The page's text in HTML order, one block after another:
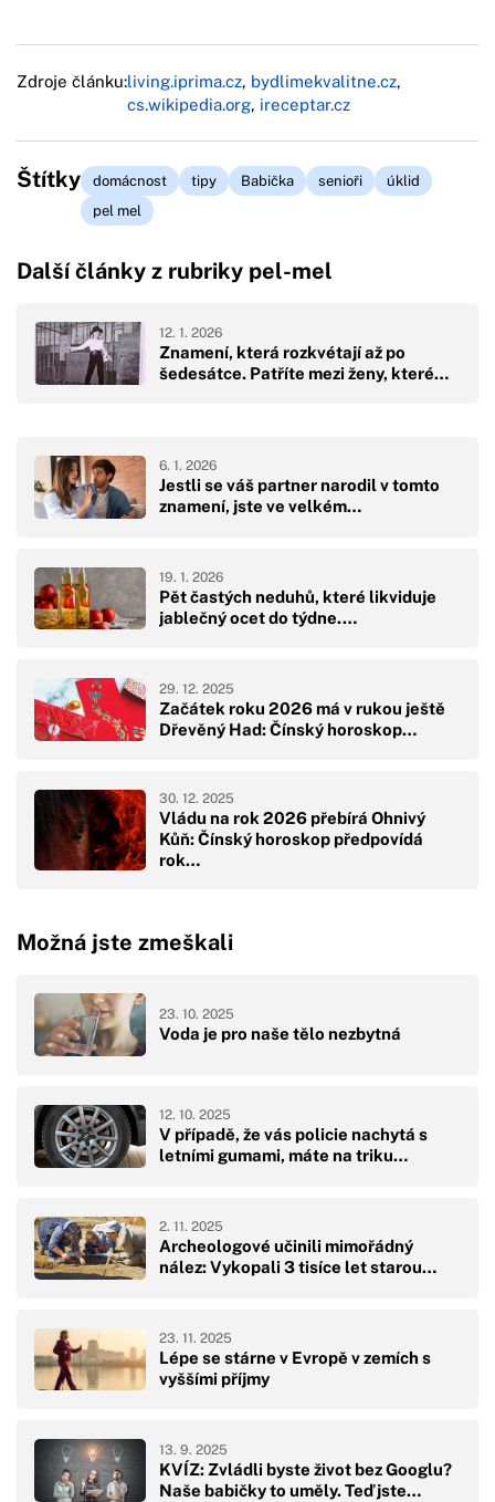
Zdroje článku:living.iprima.cz, bydlimekvalitne.cz,
cs.wikipedia.org, ireceptar.cz
Štítky domácnost tipy Babička senioři
úklid
pel mel
Další články z rubriky pel-mel
Znamení, která rozkvétají až po
šedesátce. Patříte mezi ženy, které…
12. 1. 2026
Jestli se váš partner narodil v tomto
znamení, jste ve velkém…
6. 1. 2026
Pět častých neduhů, které likviduje
jablečný ocet do týdne.…
19. 1. 2026
Začátek roku 2026 má v rukou ještě
Dřevěný Had: Čínský horoskop…
29. 12. 2025
Vládu na rok 2026 přebírá Ohnivý
Kůň: Čínský horoskop předpovídá
rok…
30. 12. 2025
Možná jste zmeškali
Voda je pro naše tělo nezbytná
23. 10. 2025
V případě, že vás policie nachytá s
letními gumami, máte na triku…
12. 10. 2025
Archeologové učinili mimořádný
nález: Vykopali 3 tisíce let starou…
2. 11. 2025
Lépe se stárne v Evropě v zemích s
vyššími příjmy
23. 11. 2025
KVÍZ: Zvládli byste život bez Googlu?
Naše babičky to uměly. Teď jste…
13. 9. 2025